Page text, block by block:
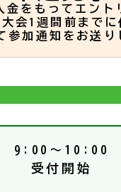
金をもってエント
大会1週間前までに
参加通知をお送り
9:00～10:00
受付開始